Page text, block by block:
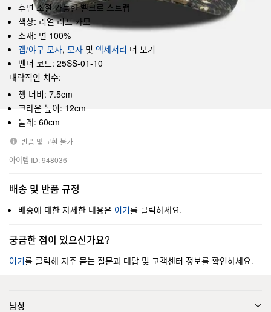
후면 조절 가능한 벨크로 스트랩
색상: 리얼 리프 카모
소재: 면 100%
캡/야구 모자, 모자 및 액세서리 더 보기
벤더 코드: 25SS-01-10
대략적인 치수:
챙 너비: 7.5cm
크라운 높이: 12cm
둘레: 60cm
반품 및 교환 불가
아이템 ID: 948036
배송 및 반품 규정
배송에 대한 자세한 내용은 여기를 클릭하세요.
궁금한 점이 있으신가요?
여기를 클릭해 자주 묻는 질문과 대답 및 고객센터 정보를 확인하세요.
남성